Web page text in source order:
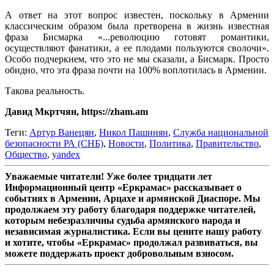
А ответ на этот вопрос известен, поскольку в Армении
классическим образом была претворена в жизнь известная
фраза Бисмарка «...революцию готовят романтики,
осуществляют фанатики, а ее плодами пользуются сволочи».
Особо подчеркнем, что это не мы сказали, а Бисмарк. Просто
обидно, что эта фраза почти на 100% воплотилась в Армении.
Такова реальность.
Давид Мкртчян, https://zham.am
Теги: Артур Ванецян, Никол Пашинян, Служба национальной
безопасности РА (СНБ), Новости, Политика, Правительство,
Общество, yandex
Уважаемые читатели! Уже более тридцати лет
Информационный центр «Еркрамас» рассказывает о
событиях в Армении, Арцахе и армянской Диаспоре. Мы
продолжаем эту работу благодаря поддержке читателей,
которым небезразличны судьба армянского народа и
независимая журналистика. Если вы цените нашу работу
и хотите, чтобы «Еркрамас» продолжал развиваться, вы
можете поддержать проект добровольным взносом.